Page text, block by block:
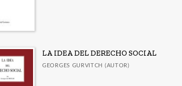
LA IDEA DEL DERECHO SOCIAL
GEORGES GURVITCH (AUTOR)